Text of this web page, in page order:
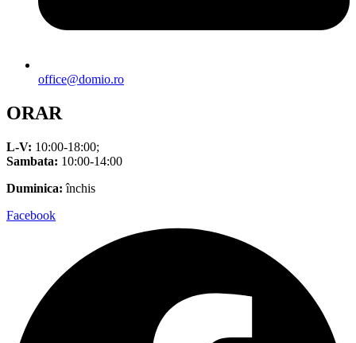
office@domio.ro
ORAR
L-V: 10:00-18:00;
Sambata: 10:00-14:00
Duminica: închis
Facebook